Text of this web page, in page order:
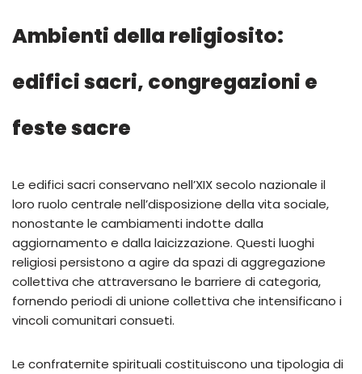
Ambienti della religiosito:
edifici sacri, congregazioni e
feste sacre
Le edifici sacri conservano nell’XIX secolo nazionale il
loro ruolo centrale nell’disposizione della vita sociale,
nonostante le cambiamenti indotte dalla
aggiornamento e dalla laicizzazione. Questi luoghi
religiosi persistono a agire da spazi di aggregazione
collettiva che attraversano le barriere di categoria,
fornendo periodi di unione collettiva che intensificano i
vincoli comunitari consueti.
Le confraternite spirituali costituiscono una tipologia di